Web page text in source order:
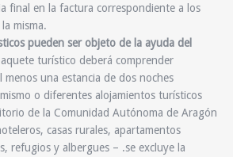
final en la factura correspondiente a los
misma.
pueden ser objeto de la ayuda del
turístico deberá comprender
menos una estancia de dos noches
o diferentes alojamientos turísticos
de la Comunidad Autónoma de Aragón
casas rurales, apartamentos
refugios y albergues – .se excluye la